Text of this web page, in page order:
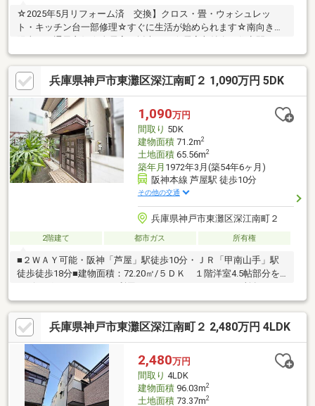
☆2025年5月リフォーム済 交換】クロス・畳・ウォシュレッ
ト・キッチン台一部修理☆すぐに生活が始められます☆南向き
キリ☆自然光の入る キッチン☆水回りをLDK横に集約☆浴室
窓有り☆西側 隣家無し◇ライフ阪神芦屋店 徒歩6分◇ローソ
ン 徒歩8分◇神戸市立本庄小学校 徒歩14分◇神戸市立本庄中
学校 徒歩16分▼諸費用のローンも可能▼～住宅ローン無料相談
会～ ネット銀行・地銀等、あらゆる銀行に精通した ローンア
ドバイザーが担当させていただきます。
兵庫県神戸市東灘区深江南町２ 1,090万円 5DK
1,090万円
間取り 5DK
建物面積71.2m2
土地面積65.56m2
築年月 1972年3月(築54年6ヶ月)
阪神本線 芦屋駅 徒歩10分
その他の交通
兵庫県神戸市東灘区深江南町２
2階建て 都市ガス 所有権
■２ＷＡＹ可能・阪神「芦屋」駅徒歩10分・ＪＲ「甲南山手」駅
徒歩徒歩18分■建物面積：72.20㎡/５ＤＫ １階洋室4.5帖部分を
リビングとして４ＬＤＫ利用もできます！■トイレ２か所有り
【周辺施設】・ファミリーマート…約190ｍ ・コープミニ…約
170ｍ・ライフ…約340ｍ ・パルヤマト…約600ｍ・本庄小学校…
約980ｍ ・本庄中学校…約1120ｍ＝＝＝＝＝＝＝＝＝＝＝＝＝＝
＝＝＝＝＝＝☆神戸市東灘区・灘区、芦屋市の不動産購入や売却
はＪＲ摂津本山駅徒歩３分・阪急岡本駅徒歩５分の(株)福屋不動
産販売 岡本店へお任せください。
兵庫県神戸市東灘区深江南町２ 2,480万円 4LDK
2,480万円
間取り 4LDK
建物面積96.03m2
土地面積73.37m2